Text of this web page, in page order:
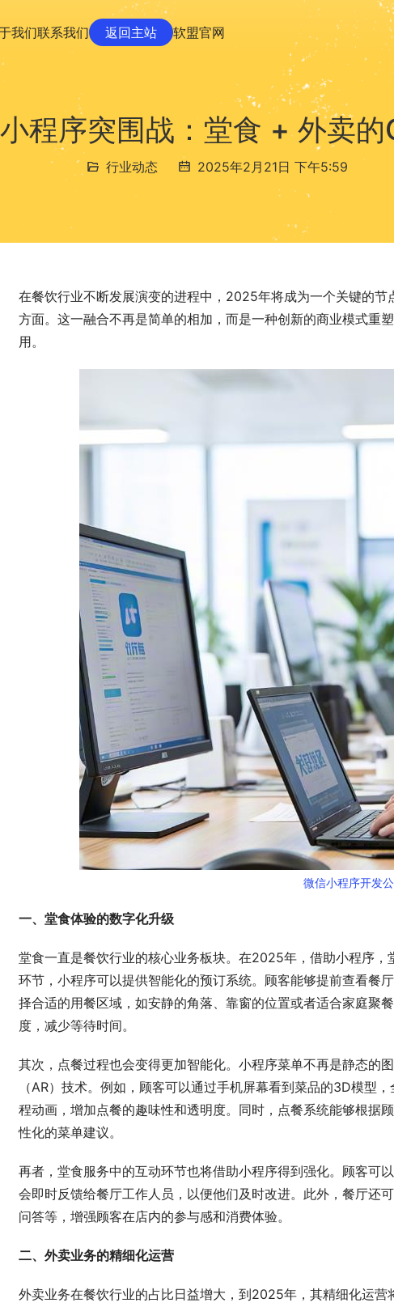
我们联系我们 返回主站 软盟官网
程序突围战：堂食 + 外卖
行业动态 2025年2月21日 下午5:59
在餐饮行业不断发展演变的进程中，2025年将成为一个关键的
方面。这一融合不再是简单的相加，而是一种创新的商业模式重
用。
微信小程序开发
一、堂食体验的数字化升级
堂食一直是餐饮行业的核心业务板块。在2025年，借助小程序
环节，小程序可以提供智能化的预订系统。顾客能够提前查看餐
择合适的用餐区域，如安静的角落、靠窗的位置或者适合家庭聚
度，减少等待时间。
其次，点餐过程也会变得更加智能化。小程序菜单不再是静态的
（AR）技术。例如，顾客可以通过手机屏幕看到菜品的3D模型
程动画，增加点餐的趣味性和透明度。同时，点餐系统能够根据
性化的菜单建议。
再者，堂食服务中的互动环节也将借助小程序得到强化。顾客可
会即时反馈给餐厅工作人员，以便他们及时改进。此外，餐厅还
问答等，增强顾客在店内的参与感和消费体验。
二、外卖业务的精细化运营
外卖业务在餐饮行业的占比日益增大，到2025年，其精细化运